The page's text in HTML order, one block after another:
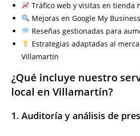
Tráfico web y visitas en tienda
Mejoras en Google My
Reseñas gestionadas para
Estrategias adaptadas al
Villamartín
¿Qué incluye nuestro
local en Villamartín?
1. Auditoría y análisis de